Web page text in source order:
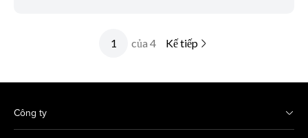
của 4 Kế tiếp
Công ty